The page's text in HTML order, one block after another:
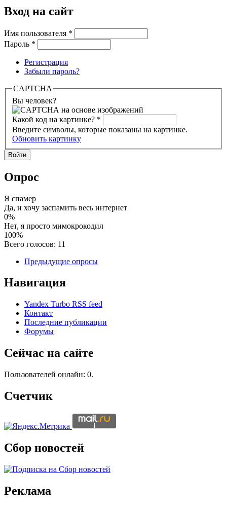
Вход на сайт
Имя пользователя *
Пароль *
Регистрация
Забыли пароль?
CAPTCHA
Вы человек?
Какой код на картинке? *
Введите символы, которые показаны на картинке.
Обновить картинку
Опрос
Я спамер
Да, и хочу заспамить весь интернет
0%
Нет, я просто мимокрокодил
100%
Всего голосов: 11
Предыдущие опросы
Навигация
Yandex Turbo RSS feed
Контакт
Последние публикации
Форумы
Сейчас на сайте
Пользователей онлайн: 0.
Счетчик
Сбор новостей
Реклама